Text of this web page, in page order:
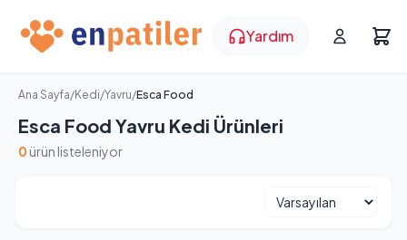
Yardım
Ana Sayfa/Kedi/Yavru/Esca Food
Esca Food Yavru Kedi Ürünleri
0 ürün listeleniyor